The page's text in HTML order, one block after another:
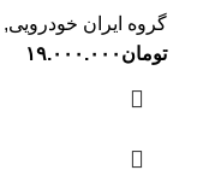
گروه ایران خودرویی,
تومان ۱۹.۰۰۰.۰۰۰